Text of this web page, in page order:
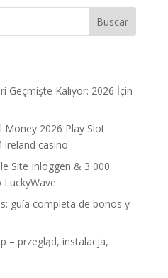
Buscar
Geçmişte Kalıyor: 2026 İçin
Money 2026 Play Slot
ireland casino
Site Inloggen & 3 000
guía completa de bonos y
– przegląd, instalacja,